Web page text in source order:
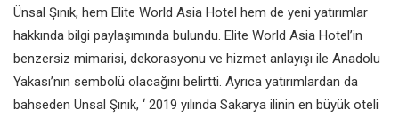
Ünsal Şınık, hem Elite World Asia Hotel hem de yeni yatırımlar
hakkında bilgi paylaşımında bulundu. Elite World Asia Hotel’in
benzersiz mimarisi, dekorasyonu ve hizmet anlayışı ile Anadolu
Yakası’nın sembolü olacağını belirtti. Ayrıca yatırımlardan da
bahseden Ünsal Şınık, ‘ 2019 yılında Sakarya ilinin en büyük oteli